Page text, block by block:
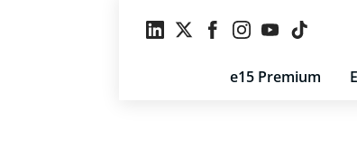
e15 Premium